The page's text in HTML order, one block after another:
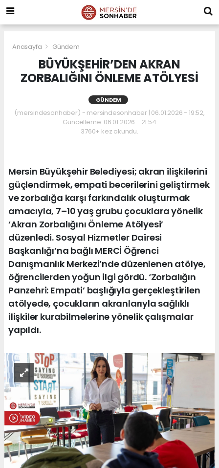
Anasayfa Gündem
BÜYÜKŞEHİR’DEN AKRAN
ZORBALIĞINI ÖNLEME ATÖLYESİ
GÜNDEM
(mersindesonhaber) - mersindesonhaber | 06.01.2026 - 19:52,
Güncelleme: 06.01.2026 - 21:54
3760+ kez okundu.
Mersin Büyükşehir Belediyesi; akran ilişkilerini
güçlendirmek, empati becerilerini geliştirmek
ve zorbalığa karşı farkındalık oluşturmak
amacıyla, 7–10 yaş grubu çocuklara yönelik
‘Akran Zorbalığını Önleme Atölyesi’
düzenledi. Sosyal Hizmetler Dairesi
Başkanlığı’na bağlı MERCİ Öğrenci
Danışmanlık Merkezi’nde düzenlenen atölye,
öğrencilerden yoğun ilgi gördü. ‘Zorbalığın
Panzehri: Empati’ başlığıyla gerçekleştirilen
atölyede, çocukların akranlarıyla sağlıklı
ilişkiler kurabilmelerine yönelik çalışmalar
yapıldı.